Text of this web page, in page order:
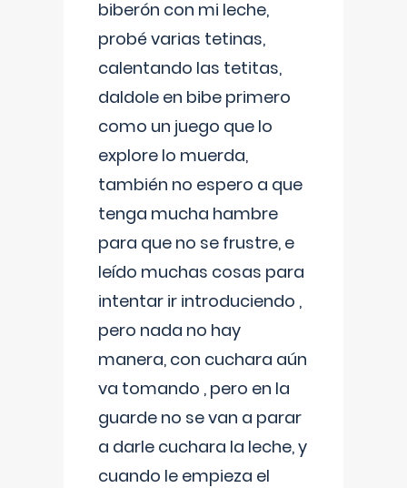
biberón con mi leche,
probé varias tetinas,
calentando las tetitas,
daldole en bibe primero
como un juego que lo
explore lo muerda,
también no espero a que
tenga mucha hambre
para que no se frustre, e
leído muchas cosas para
intentar ir introduciendo ,
pero nada no hay
manera, con cuchara aún
va tomando , pero en la
guarde no se van a parar
a darle cuchara la leche, y
cuando le empieza el